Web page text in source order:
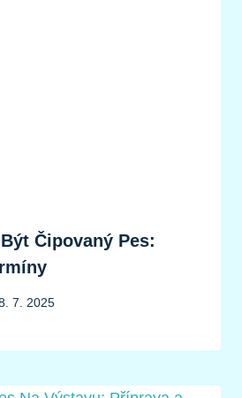
Čipovaný Pes:
7. 2025